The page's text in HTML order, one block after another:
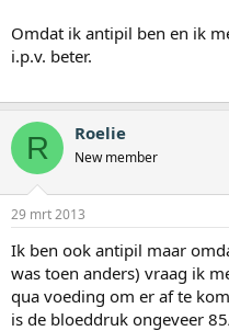
Omdat ik antipil ben en ik
i.p.v. beter.
R Roelie
New member
29 mrt 2013
Ik ben ook antipil maar
was toen anders) vraag ik
qua voeding om er af te
is de bloeddruk ongeveer